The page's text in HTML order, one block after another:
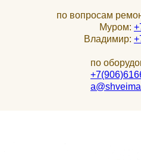
по вопросам
Муром:
Владимир:
по